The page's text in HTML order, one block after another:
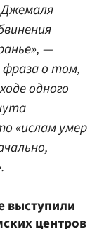
—
фраза о том,
одного
«ислам умер
выступили
центров